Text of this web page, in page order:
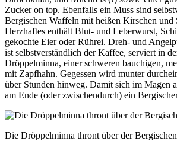
Zucker on top. Ebenfalls ein Muss sind
Bergischen Waffeln mit heißen Kirschen
Herzhaftes enthält Blut- und Leberwurst,
gekochte Eier oder Rührei. Dreh- und
ist selbstverständlich der Kaffee, serviert in
Dröppelminna, einer schweren bauchigen,
mit Zapfhahn. Gegessen wird munter
über Stunden hinweg. Damit sich im Magen
am Ende (oder zwischendurch) ein
Die Dröppelminna thront über der